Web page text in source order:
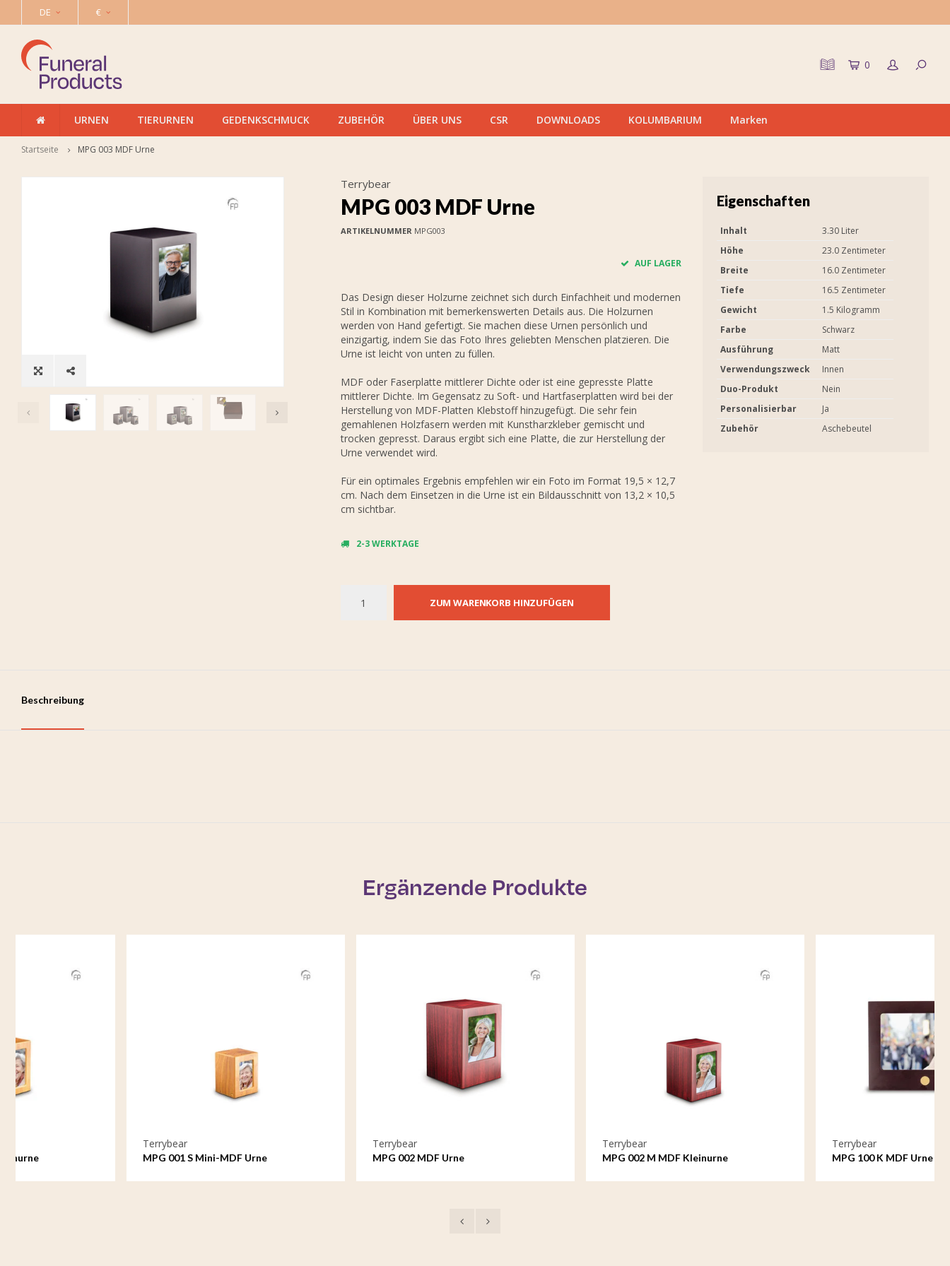
DE €
0
URNEN TIERURNEN GEDENKSCHMUCK ZUBEHÖR ÜBER UNS CSR DOWNLOADS KOLUMBARIUM Marken
Startseite MPG 003 MDF Urne
Terrybear
MPG 003 MDF Urne
ARTIKELNUMMERMPG003
AUF LAGER
Das Design dieser Holzurne zeichnet sich durch Einfachheit und modernen
Stil in Kombination mit bemerkenswerten Details aus. Die Holzurnen
werden von Hand gefertigt. Sie machen diese Urnen persönlich und
einzigartig, indem Sie das Foto Ihres geliebten Menschen platzieren. Die
Urne ist leicht von unten zu füllen.
MDF oder Faserplatte mittlerer Dichte oder ist eine gepresste Platte
mittlerer Dichte. Im Gegensatz zu Soft- und Hartfaserplatten wird bei der
Herstellung von MDF-Platten Klebstoff hinzugefügt. Die sehr fein
gemahlenen Holzfasern werden mit Kunstharzkleber gemischt und
trocken gepresst. Daraus ergibt sich eine Platte, die zur Herstellung der
Urne verwendet wird.
Für ein optimales Ergebnis empfehlen wir ein Foto im Format 19,5 × 12,7
cm. Nach dem Einsetzen in die Urne ist ein Bildausschnitt von 13,2 × 10,5
cm sichtbar.
2-3 WERKTAGE
ZUM WARENKORB HINZUFÜGEN
Eigenschaften
Inhalt
3.30 Liter
Höhe
23.0 Zentimeter
Breite
16.0 Zentimeter
Tiefe
16.5 Zentimeter
Gewicht
1.5 Kilogramm
Farbe
Schwarz
Ausführung
Matt
Verwendungszweck
Innen
Duo-Produkt
Nein
Personalisierbar
Ja
Zubehör
Aschebeutel
Beschreibung
Ergänzende Produkte
MPG 001 S Mini-MDF Urne MPG 002 M MDF Kleinurne MPG 100 K MDF Urne Bilderrahmen